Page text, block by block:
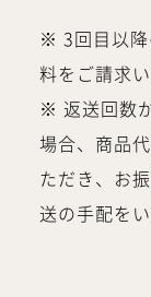
※ 3回目以降
料をご請求い
※ 返送回数
場合、商品
ただき、お
送の手配をい